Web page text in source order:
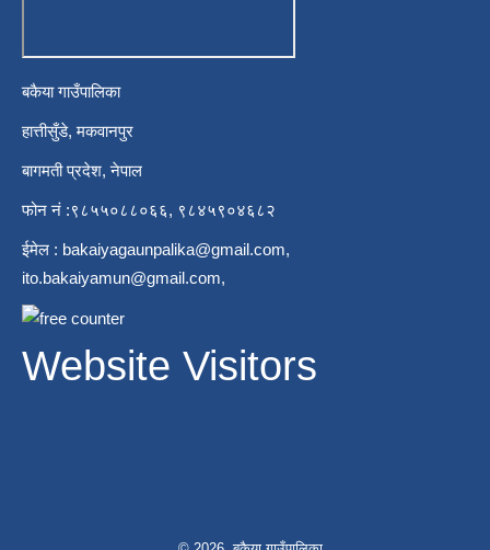
बकैया गाउँपालिका
हात्तीसुँडे, मकवानपुर
बागमती प्रदेश, नेपाल
फोन नं :९८५५०८८०६६, ९८४५९०४६८२
ईमेल : bakaiyagaunpalika@gmail.com,
ito.bakaiyamun@gmail.com,
Website Visitors